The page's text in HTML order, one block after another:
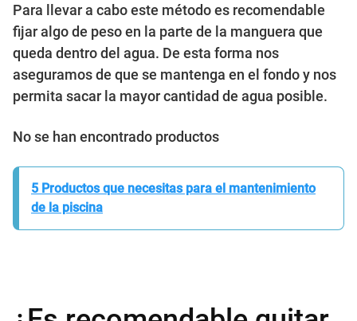
Para llevar a cabo este método es recomendable
fijar algo de peso en la parte de la manguera que
queda dentro del agua. De esta forma nos
aseguramos de que se mantenga en el fondo y nos
permita sacar la mayor cantidad de agua posible.
No se han encontrado productos
5 Productos que necesitas para el mantenimiento
de la piscina